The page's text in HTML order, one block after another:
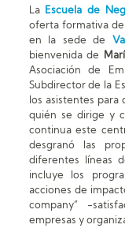
La Escuela de
oferta formativa
en la sede de
bienvenida de
Asociación de
Subdirector de la
los asistentes
quién se dirige y
continua este
desgranó las
diferentes líneas
incluye los
acciones de
company” -
empresas y